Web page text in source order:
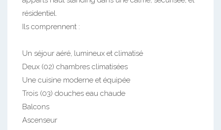
résidentiel.
Ils comprennent :
Un séjour aéré, lumineux et climatisé
Deux (02) chambres climatisées
Une cuisine moderne et équipée
Trois (03) douches eau chaude
Balcons
Ascenseur